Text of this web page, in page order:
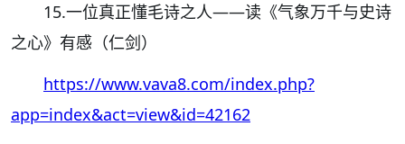
15.一位真正懂毛诗之人——读《气象万千与史诗
之心》有感（仁剑）
https://www.vava8.com/index.php?
app=index&act=view&id=42162